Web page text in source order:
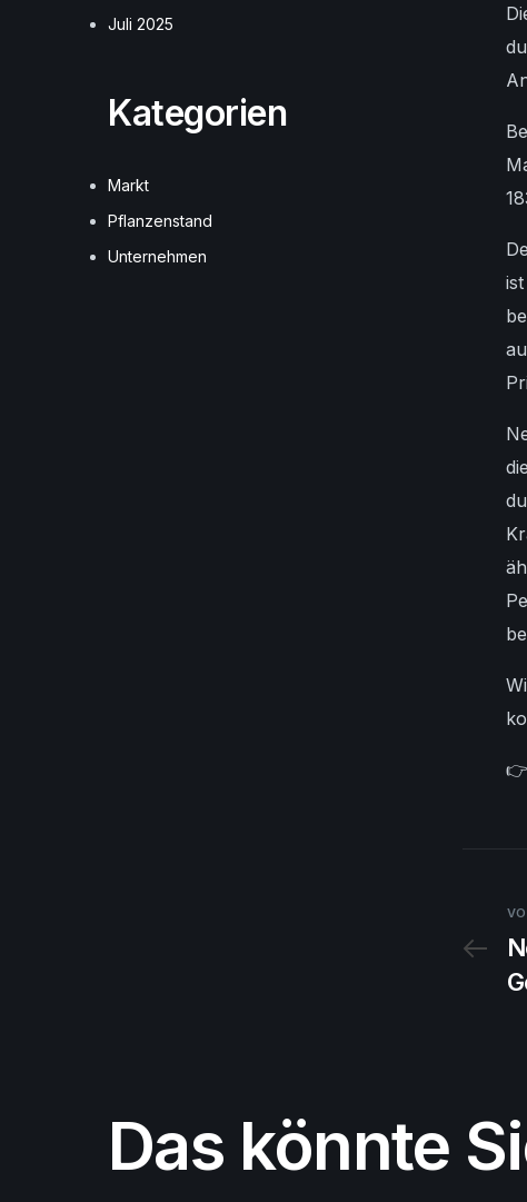
Juli 2025
Kategorien
Markt
Pflanzenstand
Unternehmen
Das könnte